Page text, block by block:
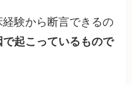
験から断言できるの
起こっているもので